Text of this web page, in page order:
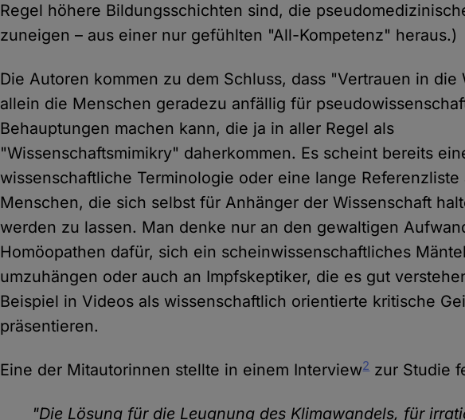
Regel höhere Bildungsschichten sind, die
zuneigen – aus einer nur gefühlten "All-Kompetenz" heraus.)
Die Autoren kommen zu dem Schluss, dass "Vertrauen in die
allein die Menschen geradezu anfällig für
Behauptungen machen kann, die ja in aller Regel als
"Wissenschaftsmimikry" daherkommen. Es scheint bereits
wissenschaftliche Terminologie oder eine lange
Menschen, die sich selbst für Anhänger der Wissenschaft
werden zu lassen. Man denke nur an den gewaltigen
Homöopathen dafür, sich ein scheinwissenschaftliches
umzuhängen oder auch an Impfskeptiker, die es gut
Beispiel in Videos als wissenschaftlich orientierte kritische
präsentieren.
Eine der Mitautorinnen stellte in einem Interview2zur Studie
"Die Lösung für die Leugnung des Klimawandels, für